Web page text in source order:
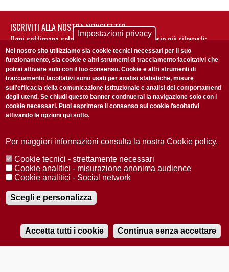
Audio
ISCRIVITI ALLA NOSTRA NEWSLETTER
Ogni settimana selezioniamo per te nostre storie più rilevanti:
non perderti gli aggiornamenti della nostra newsletter
Accetto laPrivacy Policy
Redazione Copyright Privacy
Area stampa
© 2025 Università di Padova
Registrazione presso il Tribunale di Padova n. 2097/2012 del 18 giugno
2012
Impostazioni privacy
Nel nostro sito utilizziamo sia cookie tecnici necessari per il suo
funzionamento, sia cookie e altri strumenti di tracciamento facoltativi che
potrai attivare solo con il tuo consenso. Cookie e altri strumenti di
tracciamento facoltativi sono usati per analisi statistiche, misure
sull'efficacia della comunicazione istituzionale e analisi dei comportamenti
degli utenti. Se chiudi questo banner continuerai la navigazione solo con i
cookie necessari. Puoi esprimere il consenso sui cookie facoltativi
attivando le opzioni qui sotto.
Per maggiori informazioni consulta la nostra Cookie policy.
Cookie tecnici - strettamente necessari
Cookie analitici - misurazione anonima audience
Cookie analitici - Social network
Scegli e personalizza
Accetta tutti i cookie Continua senza accettare